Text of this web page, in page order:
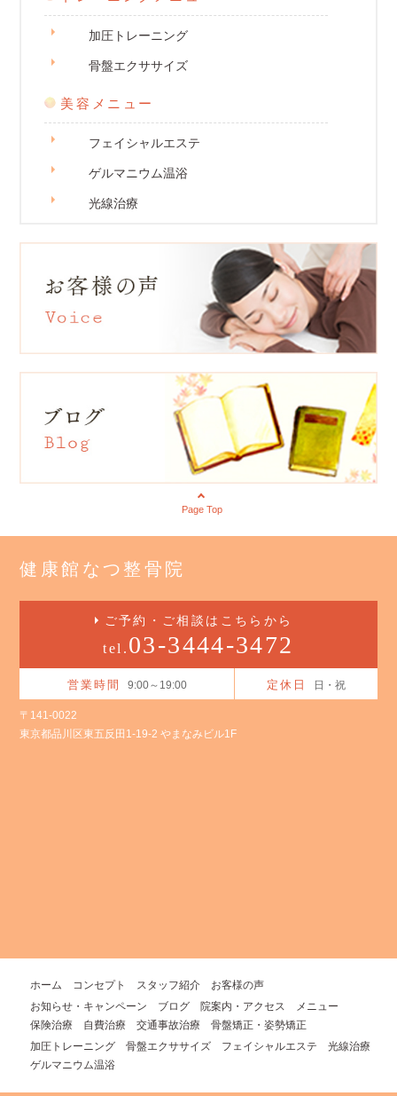
加圧トレーニング
骨盤エクササイズ
美容メニュー
フェイシャルエステ
ゲルマニウム温浴
光線治療
Page Top
健康館なつ整骨院
ご予約・ご相談はこちらから
tel. 03-3444-3472
営業時間 9:00～19:00 定休日 日・祝
〒141-0022
東京都品川区東五反田1-19-2 やまなみビル1F
ホーム コンセプト スタッフ紹介
お客様の声
お知らせ・キャンペーン
ブログ 院案内・アクセス
メニュー
保険治療
自費治療 交通事故治療
骨盤矯正・姿勢矯正
加圧トレーニング
骨盤エクササイズ フェイシャルエステ
光線治療
ゲルマニウム温浴